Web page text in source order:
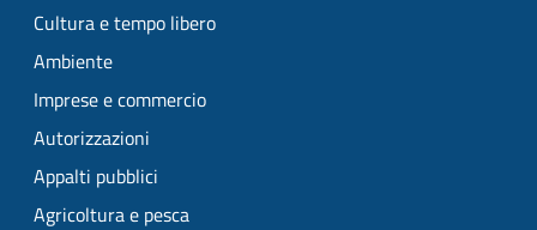
Cultura e tempo libero
Ambiente
Imprese e commercio
Autorizzazioni
Appalti pubblici
Agricoltura e pesca